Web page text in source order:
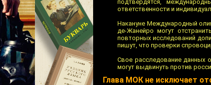
подтвердятся,
ответственности и
Накануне Международный
де-Жанейро могут
повторных исследований
пишут, что проверки
Свое расследование данных
могут выдвинуть против
Глава МОК не исключает